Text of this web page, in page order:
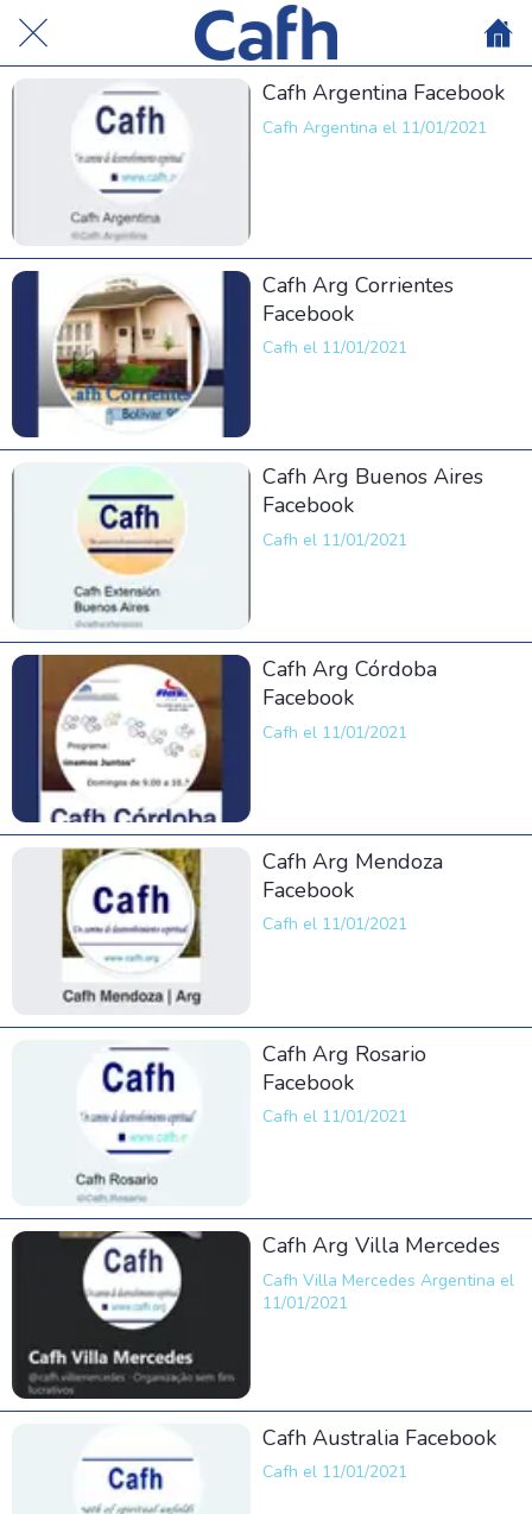
Cafh Argentina Facebook
Cafh Argentina el 11/01/2021
Cafh Arg Corrientes
Facebook
Cafh el 11/01/2021
Cafh Arg Buenos Aires
Facebook
Cafh el 11/01/2021
Cafh Arg Córdoba
Facebook
Cafh el 11/01/2021
Cafh Arg Mendoza
Facebook
Cafh el 11/01/2021
Cafh Arg Rosario
Facebook
Cafh el 11/01/2021
Cafh Arg Villa Mercedes
Cafh Villa Mercedes Argentina el
11/01/2021
Cafh Australia Facebook
Cafh el 11/01/2021